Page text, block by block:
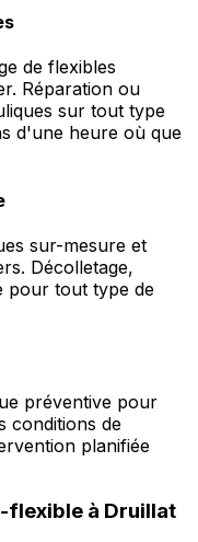
de flexibles
Réparation ou
sur tout type
d'une heure où que
sur-mesure et
Décolletage,
pour tout type de
préventive pour
conditions de
planifiée
flexible à Druillat